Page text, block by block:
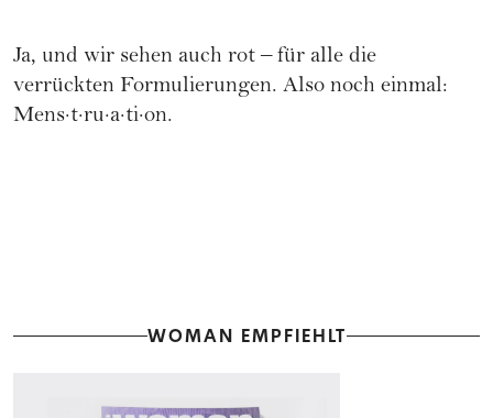
Ja, und wir sehen auch rot – für alle die
verrückten Formulierungen. Also noch einmal:
Mens·t·ru·a·ti·on.
WOMAN EMPFIEHLT